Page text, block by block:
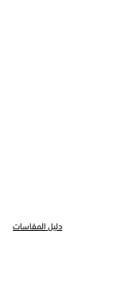
دليل المقاسات